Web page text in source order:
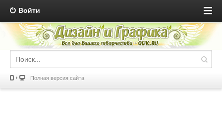
Войти
Полная версия сайта